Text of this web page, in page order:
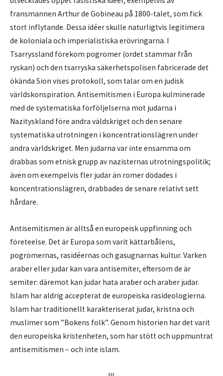
fransmannen Arthur de Gobineau på 1800-talet, som fick
stort inflytande. Dessa idéer skulle naturligtvis legitimera
de koloniala och imperialistiska erövringarna. I
Tsarryssland förekom pogromer (ordet stammar från
ryskan) och den tsarryska säkerhetspolisen fabricerade det
ökända Sion vises protokoll, som talar om en judisk
världskonspiration. Antisemitismen i Europa kulminerade
med de systematiska förföljelserna mot judarna i
Nazityskland före andra väldskriget och den senare
systematiska utrotningen i koncentrationslägren under
andra världskriget. Men judarna var inte ensamma om
drabbas som etnisk grupp av nazisternas utrotningspolitik;
även om exempelvis fler judar än romer dödades i
koncentrationslägren, drabbades de senare relativt sett
hårdare.
Antisemitismen är alltså en europeisk uppfinning och
företeelse. Det är Europa som varit kättarbålens,
pogromernas, rasidéernas och gasugnarnas kultur. Varken
araber eller judar kan vara antisemiter, eftersom de är
semiter: däremot kan judar hata araber och araber judar.
Islam har aldrig accepterat de europeiska rasideologierna.
Islam har traditionellt karakteriserat judar, kristna och
muslimer som ”Bokens folk”. Genom historien har det varit
den europeiska kristenheten, som har stött och uppmuntrat
antisemitismen – och inte islam.